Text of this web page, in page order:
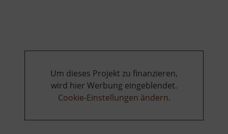
Um dieses Projekt zu finanzieren,
wird hier Werbung eingeblendet.
Cookie-Einstellungen ändern.